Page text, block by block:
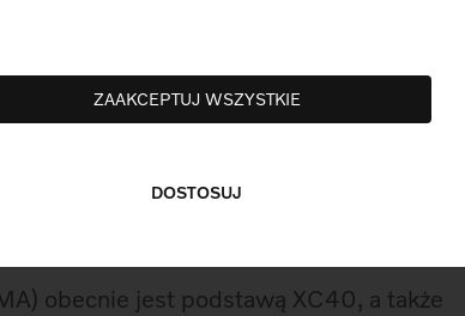
ZAAKCEPTUJ WSZYSTKIE
DOSTOSUJ
regionie, zapewniamy sobie
Cars jest właśnie budowana w fabryce
koniec roku, a pierwszym w pełni
w Gandawie będzie mały SUV
dziś wytwarzane są tam wersji plug-in
obecnie jest podstawą XC40, a także